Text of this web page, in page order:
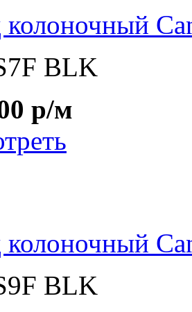
BLK
р/м
BLK